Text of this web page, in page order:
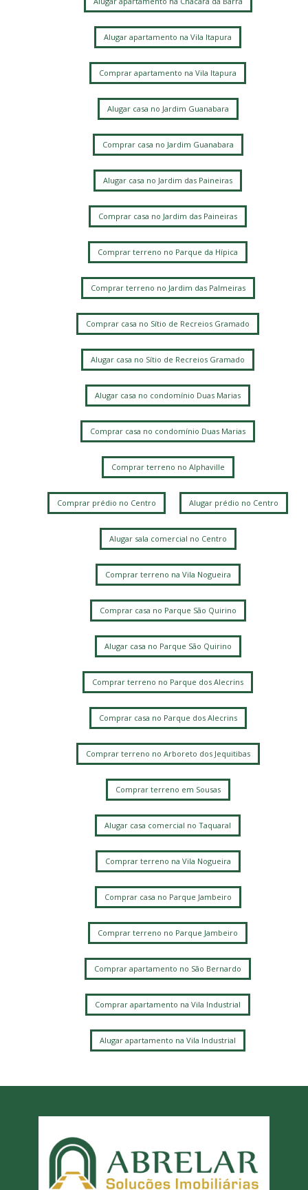
Alugar apartamento na Vila Itapura
Comprar apartamento na Vila Itapura
Alugar casa no Jardim Guanabara
Comprar casa no Jardim Guanabara
Alugar casa no Jardim das Paineiras
Comprar casa no Jardim das Paineiras
Comprar terreno no Parque da Hípica
Comprar terreno no Jardim das Palmeiras
Comprar casa no Sítio de Recreios Gramado
Alugar casa no Sítio de Recreios Gramado
Alugar casa no condomínio Duas Marias
Comprar casa no condomínio Duas Marias
Comprar terreno no Alphaville
Comprar prédio no Centro Alugar prédio no Centro
Alugar sala comercial no Centro
Comprar terreno na Vila Nogueira
Comprar casa no Parque São Quirino
Alugar casa no Parque São Quirino
Comprar terreno no Parque dos Alecrins
Comprar casa no Parque dos Alecrins
Comprar terreno no Arboreto dos Jequitibas
Comprar terreno em Sousas
Alugar casa comercial no Taquaral
Comprar terreno na Vila Nogueira
Comprar casa no Parque Jambeiro
Comprar terreno no Parque Jambeiro
Comprar apartamento no São Bernardo
Comprar apartamento na Vila Industrial
Alugar apartamento na Vila Industrial